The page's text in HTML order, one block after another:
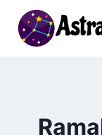
content